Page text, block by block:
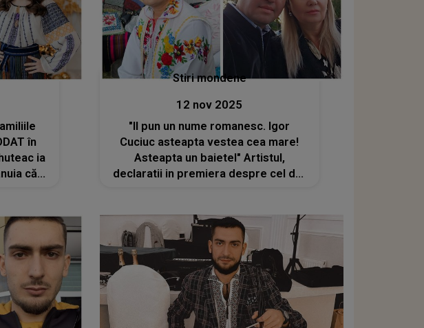
în
ia
că o
Stiri mondene
12 nov 2025
"II pun un nume romanesc. Igor
Cuciuc asteapta vestea cea mare!
Asteapta un baietel" Artistul,
declaratii in premiera despre cel de-
familia artistului